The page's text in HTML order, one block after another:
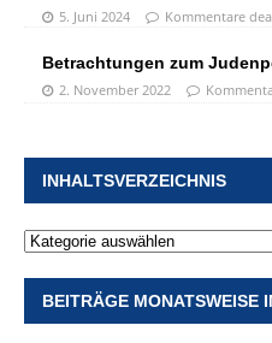
5. Juni 2024 Kommentare
Betrachtungen zum
2. November 2022
INHALTSVERZEICHNIS
BEITRÄGE MONATSWEISE